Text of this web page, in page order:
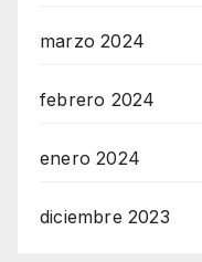
marzo 2024
febrero 2024
enero 2024
diciembre 2023